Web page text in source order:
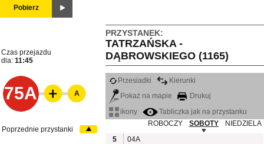
Pobierz
PRZYSTANEK:
TATRZAŃSKA -
DĄBROWSKIEGO (1165)
Czas przejazdu
dla: 11:45
75A
Przesiadki
Kierunki
Pokaż na mapie
Drukuj
ikony
Tabliczka jak na przystanku
ROBOCZY
SOBOTY
NIEDZIELA
5
04A
A
Poprzednie przystanki